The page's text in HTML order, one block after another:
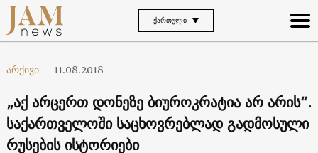
ᲥᲐᲠᲗᲣᲚᲘ
არქივი - 11.08.2018
„აქ არცერთ დონეზე ბიუროკრატია არ არის“.
საქართველოში საცხოვრებლად გადმოსული
რუსების ისტორიები